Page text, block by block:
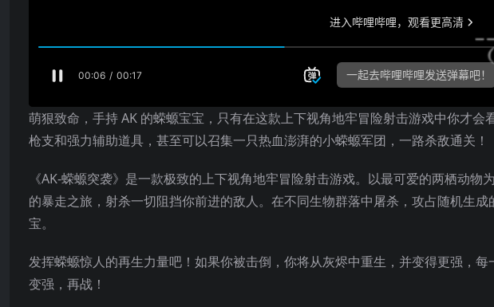
萌狠致命，手持 AK 的蝾螈宝宝，只有在这款上下视角地牢冒险射击游戏中你才
枪支和强力辅助道具，甚至可以召集一只热血澎湃的小蝾螈军团，一路杀敌通关！
《AK-蝾螈突袭》是一款极致的上下视角地牢冒险射击游戏。以最可爱的两栖动
的暴走之旅，射杀一切阻挡你前进的敌人。在不同生物群落中屠杀，攻占随机生
宝。
发挥蝾螈惊人的再生力量吧！如果你被击倒，你将从灰烬中重生，并变得更强，
变强，再战！